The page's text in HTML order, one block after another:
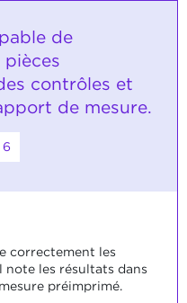
de
contrôles et
de mesure.
6
correctement les
note les résultats dans
préimprimé.